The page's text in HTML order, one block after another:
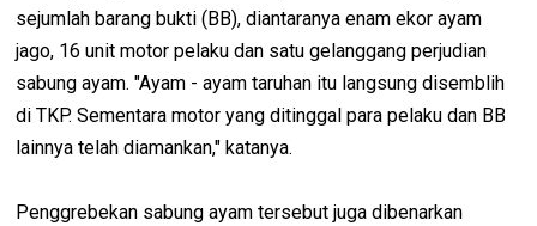
sejumlah barang bukti (BB), diantaranya enam ekor ayam
jago, 16 unit motor pelaku dan satu gelanggang perjudian
sabung ayam. "Ayam - ayam taruhan itu langsung disemblih
di TKP. Sementara motor yang ditinggal para pelaku dan BB
lainnya telah diamankan," katanya.
Penggrebekan sabung ayam tersebut juga dibenarkan